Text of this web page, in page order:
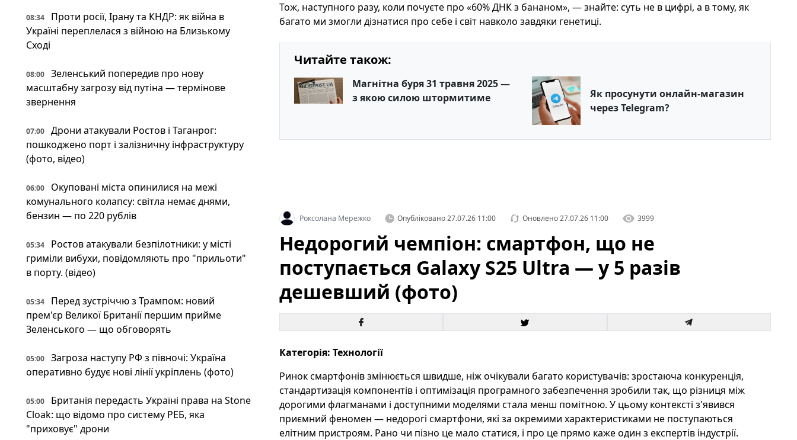
08:34
Проти росії, Ірану та КНДР: як війна в
Україні переплелася з війною на Близькому
Сході
08:00
Зеленський попередив про нову
масштабну загрозу від путіна — термінове
звернення
07:00
Дрони атакували Ростов і Таганрог:
пошкоджено порт і залізничну інфраструктуру
(фото, відео)
06:00
Окуповані міста опинилися на межі
комунального колапсу: світла немає днями,
бензин — по 220 рублів
05:34
Ростов атакували безпілотники: у місті
гриміли вибухи, повідомляють про "прильоти"
в порту. (відео)
05:34
Перед зустріччю з Трампом: новий
прем'єр Великої Британії першим прийме
Зеленського — що обговорять
05:00
Загроза наступу РФ з півночі: Україна
оперативно будує нові лінії укріплень (фото)
05:00
Британія передасть Україні права на Stone
Cloak: що відомо про систему РЕБ, яка
"приховує" дрони
Тож, наступного разу, коли почуєте про «60% ДНК з бананом», — знайте: суть не в цифрі, а в тому, як
багато ми змогли дізнатися про себе і світ навколо завдяки генетиці.
Читайте також:
Магнітна буря 31 травня 2025 —
з якою силою штормитиме
Як просунути онлайн-магазин
через Telegram?
Роксолана Мережко Опубліковано27.07.26 11:00 Оновлено27.07.26 11:00 3999
Недорогий чемпіон: смартфон, що не
поступається Galaxy S25 Ultra — у 5 разів
дешевший (фото)
Категорія: Технології
Ринок смартфонів змінюється швидше, ніж очікували багато користувачів: зростаюча конкуренція,
стандартизація компонентів і оптимізація програмного забезпечення зробили так, що різниця між
дорогими флагманами і доступними моделями стала менш помітною. У цьому контексті з'явився
приємний феномен — недорогі смартфони, які за окремими характеристиками не поступаються
елітним пристроям. Рано чи пізно це мало статися, і про це прямо каже один з експертів індустрії.